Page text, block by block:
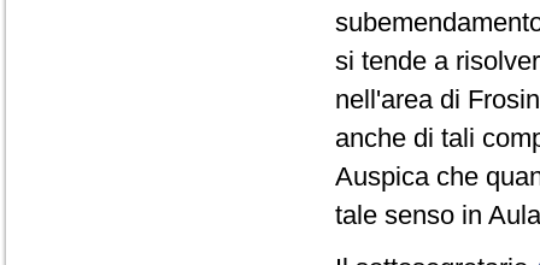
si tende a
nell'area di
anche di tali
Auspica che
tale senso in